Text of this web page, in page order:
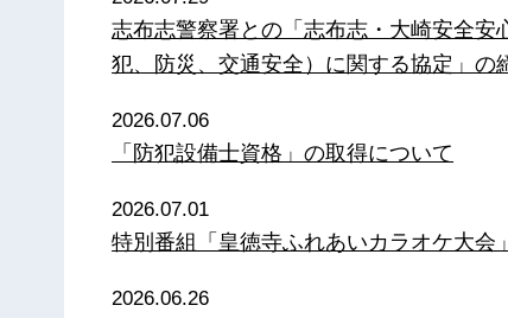
志布志警察署との「志布志・大崎安全安
犯、防災、交通安全）に関する協定」の
2026.07.06
「防犯設備士資格」の取得について
2026.07.01
特別番組「皇徳寺ふれあいカラオケ大会」
2026.06.26